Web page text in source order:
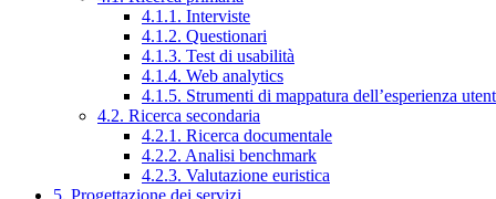
4.1.1. Interviste
4.1.2. Questionari
4.1.3. Test di usabilità
4.1.4. Web analytics
4.1.5. Strumenti di mappatura dell’esperienza
4.2. Ricerca secondaria
4.2.1. Ricerca documentale
4.2.2. Analisi benchmark
4.2.3. Valutazione euristica
5. Progettazione dei servizi